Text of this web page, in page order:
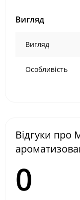
Вигляд
Вигляд
Особливість
Відгуки про
0